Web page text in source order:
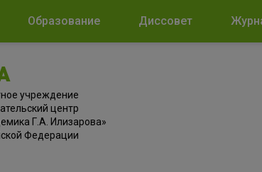
Образование Диссовет
учреждение
центр
Г.А. Илизарова»
Федерации